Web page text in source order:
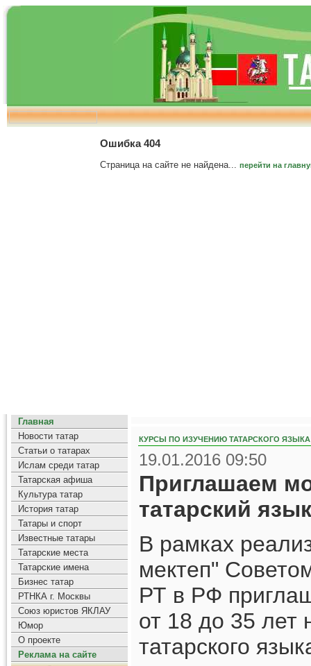
Ошибка 404
Страница на сайте не найдена... перейти на
Главная
Новости татар
Статьи о татарах
Ислам среди татар
Татарская афиша
Культура татар
История татар
Татары и спорт
Известные татары
Татарские места
Татарские имена
Бизнес татар
РТНКА г. Москвы
Союз юристов ЯКЛАУ
Юмор
О проекте
Реклама на сайте
КУРСЫ ПО ИЗУЧЕНИЮ ТАТАРСКОГО ЯЗЫКА
19.01.2016 09:50
Приглашаем
татарский
В рамках
мектеп"
РТ в РФ
от 18 до 35 лет
татарского